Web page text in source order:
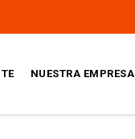
NUESTRA EMPRESA